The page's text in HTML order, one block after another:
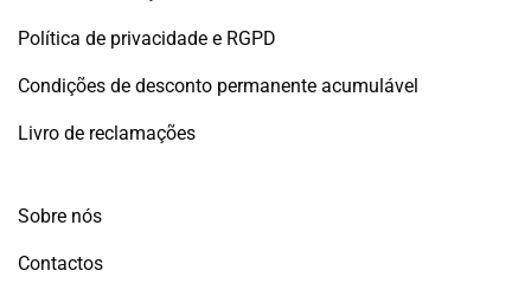
Política de privacidade e RGPD
Condições de desconto permanente acumulável
Livro de reclamações
Sobre nós
Contactos